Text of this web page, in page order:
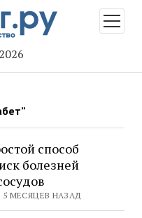
меню
способ
болезней
5 МЕСЯЦЕВ НАЗАД